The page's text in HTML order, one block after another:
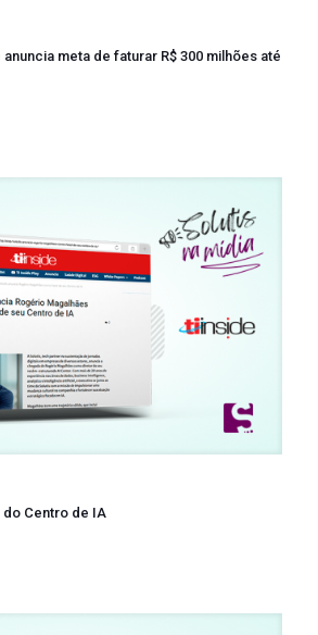
meta de faturar R$ 300 milhões até
do Centro de IA